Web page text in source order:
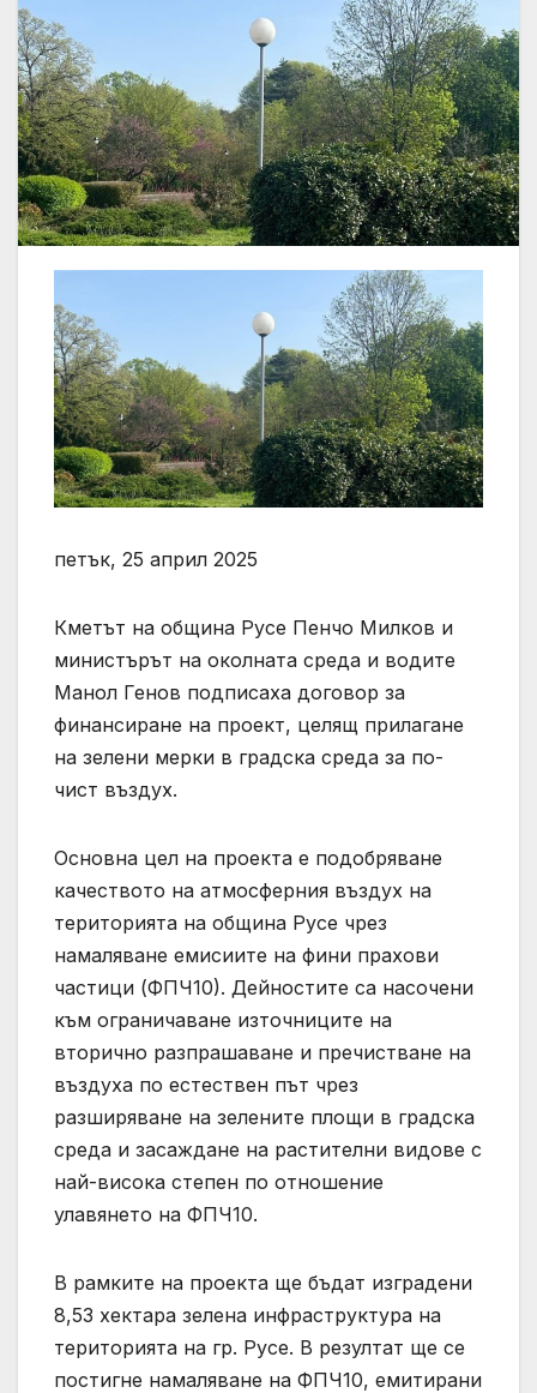
петък, 25 април 2025
Кметът на община Русе Пенчо Милков и
министърът на околната среда и водите
Манол Генов подписаха договор за
финансиране на проект, целящ прилагане
на зелени мерки в градска среда за по-
чист въздух.
Основна цел на проекта е подобряване
качеството на атмосферния въздух на
територията на община Русе чрез
намаляване емисиите на фини прахови
частици (ФПЧ10). Дейностите са насочени
към ограничаване източниците на
вторично разпрашаване и пречистване на
въздуха по естествен път чрез
разширяване на зелените площи в градска
среда и засаждане на растителни видове с
най-висока степен по отношение
улавянето на ФПЧ10.
В рамките на проекта ще бъдат изградени
8,53 хектара зелена инфраструктура на
територията на гр. Русе. В резултат ще се
постигне намаляване на ФПЧ10, емитирани